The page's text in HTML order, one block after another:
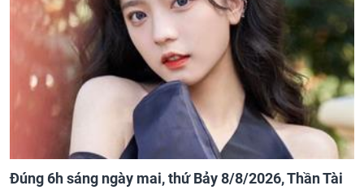
Đúng 6h sáng ngày mai, thứ Bảy 8/8/2026, Thần Tài